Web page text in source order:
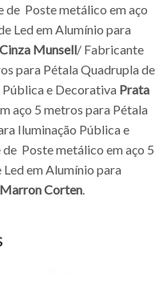
de Poste metálico em aço
Led em Alumínio para
Cinza Munsell/ Fabricante
para Pétala Quadrupla de
Pública e Decorativa Prata
aço 5 metros para Pétala
Iluminação Pública e
Poste metálico em aço 5
em Alumínio para
Marron Corten